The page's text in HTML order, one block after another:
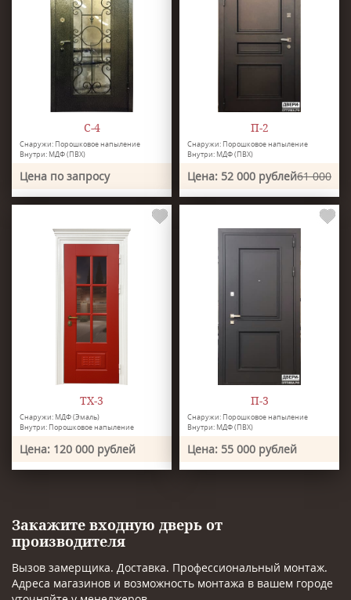
С-4
Снаружи: Порошковое напыление
Внутри: МДФ (ПВХ)
Цена по запросу
П-2
Снаружи: Порошковое напыление
Внутри: МДФ (ПВХ)
Цена: 52 000 рублей61 000
ТХ-3
Снаружи: МДФ (Эмаль)
Внутри: Порошковое напыление
Цена: 120 000 рублей
П-3
Снаружи: Порошковое напыление
Внутри: МДФ (ПВХ)
Цена: 55 000 рублей
Закажите входную дверь от
производителя
Вызов замерщика. Доставка. Профессиональный монтаж.
Адреса магазинов и возможность монтажа в вашем городе